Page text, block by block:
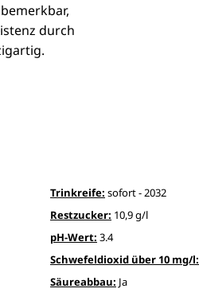
durch
Trinkreife: sofort - 2032
Restzucker: 10,9 g/l
pH-Wert: 3.4
Schwefeldioxid über 10 mg/l:
Säureabbau: Ja